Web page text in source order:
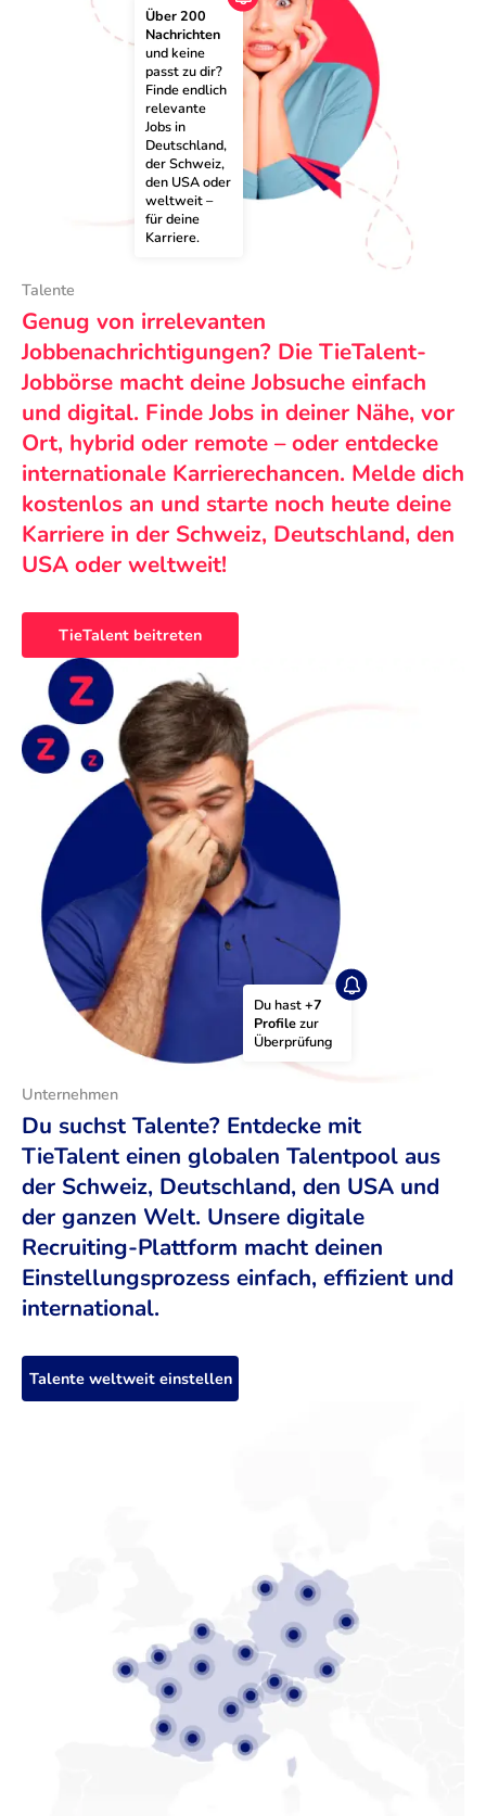
Über 200
Nachrichten
und keine
passt zu dir?
Finde endlich
relevante
Jobs in
Deutschland,
der Schweiz,
den USA oder
weltweit –
für deine
Karriere.
Talente
Genug von irrelevanten
Jobbenachrichtigungen? Die TieTalent-
Jobbörse macht deine Jobsuche einfach
und digital. Finde Jobs in deiner Nähe, vor
Ort, hybrid oder remote – oder entdecke
internationale Karrierechancen. Melde dich
kostenlos an und starte noch heute deine
Karriere in der Schweiz, Deutschland, den
USA oder weltweit!
TieTalent beitreten
Du hast +7
Profile zur
Überprüfung
Unternehmen
Du suchst Talente? Entdecke mit
TieTalent einen globalen Talentpool aus
der Schweiz, Deutschland, den USA und
der ganzen Welt. Unsere digitale
Recruiting-Plattform macht deinen
Einstellungsprozess einfach, effizient und
international.
Talente weltweit einstellen